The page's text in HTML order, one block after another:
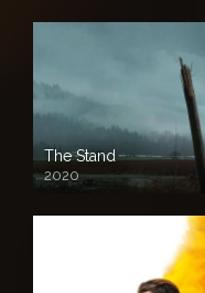
The Stand
2020